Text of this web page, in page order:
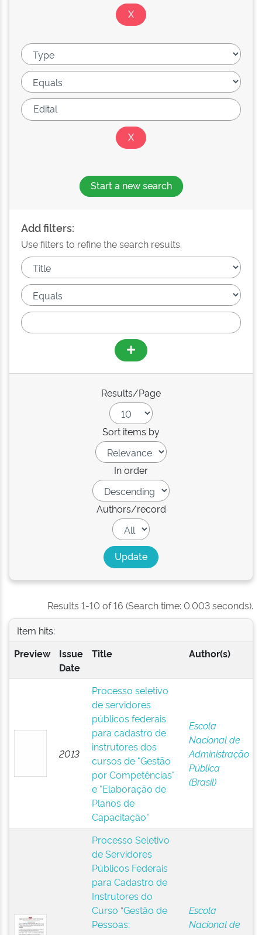
Start a new search
Add filters:
Use filters to refine the search results.
Results/Page
Sort items by
In order
Authors/record
Results 1-10 of 16 (Search time: 0.003 seconds).
Item hits:
Preview
Issue
Date
Title Author(s)
2013
Processo seletivo
de servidores
públicos federais
para cadastro de
instrutores dos
cursos de "Gestão
por Competências"
e "Elaboração de
Planos de
Capacitação"
Escola
Nacional de
Administração
Pública
(Brasil)
Processo Seletivo
de Servidores
Públicos Federais
para Cadastro de
Instrutores do
Curso “Gestão de
Pessoas:
Escola
Nacional de